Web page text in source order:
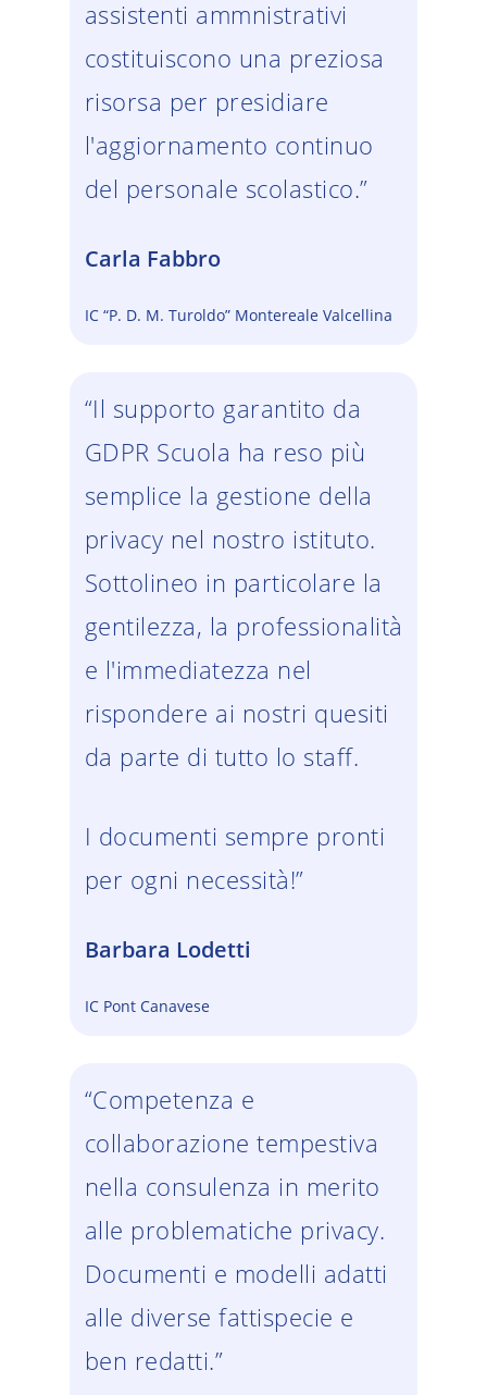
assistenti ammnistrativi
costituiscono una preziosa
risorsa per presidiare
l'aggiornamento continuo
del personale scolastico.”
Carla Fabbro
IC “P. D. M. Turoldo” Montereale Valcellina
“Il supporto garantito da
GDPR Scuola ha reso più
semplice la gestione della
privacy nel nostro istituto.
Sottolineo in particolare la
gentilezza, la professionalità
e l'immediatezza nel
rispondere ai nostri quesiti
da parte di tutto lo staff.
I documenti sempre pronti
per ogni necessità!”
Barbara Lodetti
IC Pont Canavese
“Competenza e
collaborazione tempestiva
nella consulenza in merito
alle problematiche privacy.
Documenti e modelli adatti
alle diverse fattispecie e
ben redatti.”